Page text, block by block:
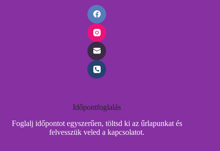
Időpontfoglalás
Foglalj időpontot egyszerűen, töltsd ki az űrlapunkat és
felvesszük veled a kapcsolatot.